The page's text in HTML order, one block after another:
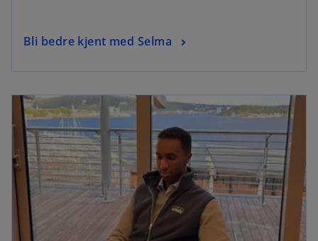
Bli bedre kjent med Selma